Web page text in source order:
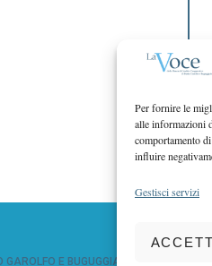
Per fornire le
alle informazioni
comportamento
influire
Gestisci servizi
GAROLFO E BUGUGGIATE